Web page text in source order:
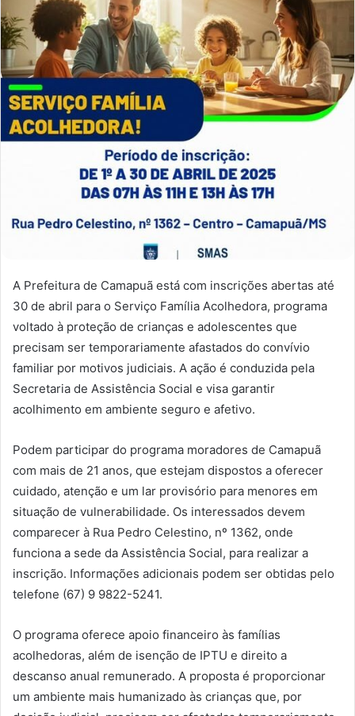
A Prefeitura de Camapuã está com inscrições abertas até
30 de abril para o Serviço Família Acolhedora, programa
voltado à proteção de crianças e adolescentes que
precisam ser temporariamente afastados do convívio
familiar por motivos judiciais. A ação é conduzida pela
Secretaria de Assistência Social e visa garantir
acolhimento em ambiente seguro e afetivo.
Podem participar do programa moradores de Camapuã
com mais de 21 anos, que estejam dispostos a oferecer
cuidado, atenção e um lar provisório para menores em
situação de vulnerabilidade. Os interessados devem
comparecer à Rua Pedro Celestino, nº 1362, onde
funciona a sede da Assistência Social, para realizar a
inscrição. Informações adicionais podem ser obtidas pelo
telefone (67) 9 9822-5241.
O programa oferece apoio financeiro às famílias
acolhedoras, além de isenção de IPTU e direito a
descanso anual remunerado. A proposta é proporcionar
um ambiente mais humanizado às crianças que, por